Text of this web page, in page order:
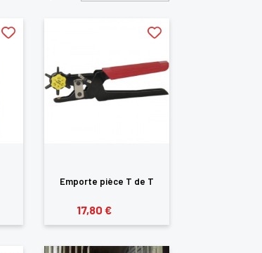
Emporte pièce T de T
17,80 €